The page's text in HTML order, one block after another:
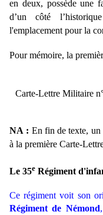
en deux, possède une
d’un côté
l'emplacement pour la
Pour mémoire, la
Carte-Lettre Militaire
NA : En fin de texte, un
à la première Carte-
Le 35e Régiment
Ce régiment voit son
Régiment de Némond